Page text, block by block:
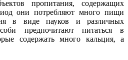
пропитания, содержащих
они потребляют много пищи
в виде пауков и различных
предпочитают питаться в
содержать много кальция, а